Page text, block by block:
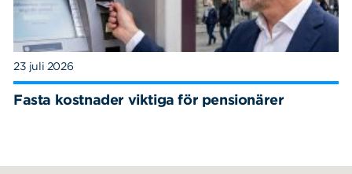
23 juli 2026
Fasta kostnader viktiga för pensionärer